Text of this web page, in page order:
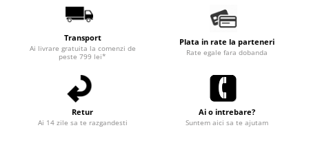
Transport
Ai livrare gratuita la comenzi de
peste 799 lei*
Plata in rate la parteneri
Rate egale fara dobanda
Retur
Ai 14 zile sa te razgandesti
Ai o intrebare?
Suntem aici sa te ajutam